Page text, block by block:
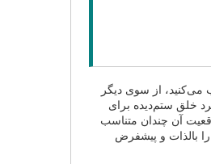
می‌کنید، از سوی دیگر
خلق ستم‌دیده برای
آن چندان متناسب
بالذات و پیشفرض